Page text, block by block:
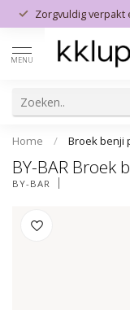
Zorgvuldig verpakt
MENU
Home / Broek benji
BY-BAR Broek
BY-BAR